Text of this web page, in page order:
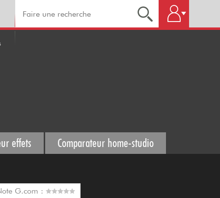
effets Comparateur home-studio
G.com :